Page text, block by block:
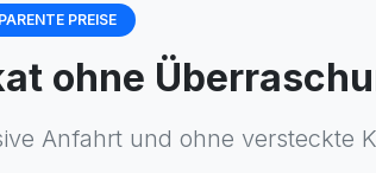
PREISE
ohne
Anfahrt und ohne versteckte